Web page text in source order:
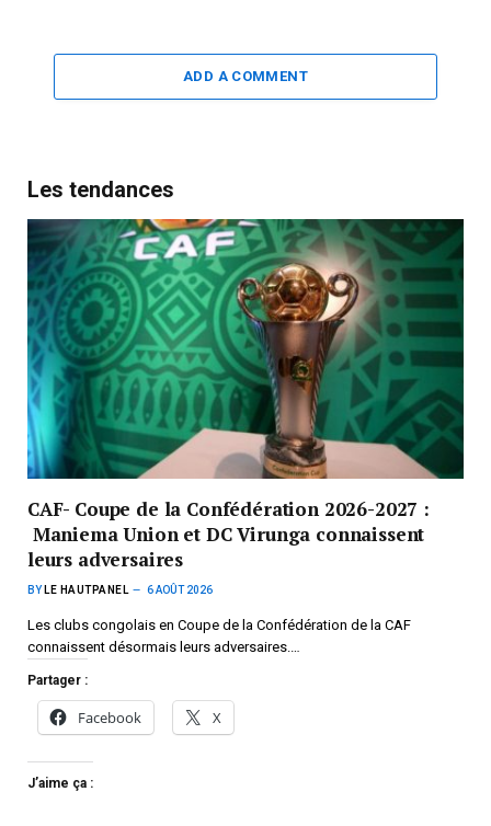
ADD A COMMENT
Les tendances
CAF- Coupe de la Confédération 2026-2027 :
Maniema Union et DC Virunga connaissent
leurs adversaires
BY LE HAUTPANEL 6 AOÛT 2026
Les clubs congolais en Coupe de la Confédération de la CAF
connaissent désormais leurs adversaires.…
Partager :
Facebook X
J’aime ça :